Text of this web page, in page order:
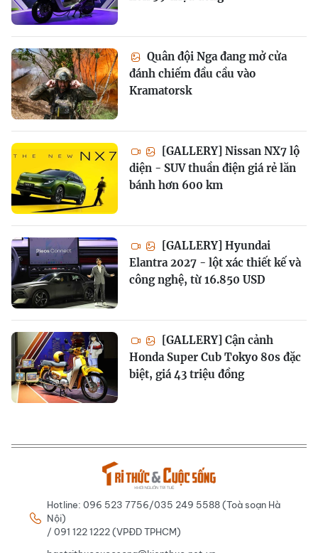
Quân đội Nga đang mở cửa
đánh chiếm đầu cầu vào
Kramatorsk
[GALLERY] Nissan NX7 lộ
diện - SUV thuần điện giá rẻ lăn
bánh hơn 600 km
[GALLERY] Hyundai
Elantra 2027 - lột xác thiết kế và
công nghệ, từ 16.850 USD
[GALLERY] Cận cảnh
Honda Super Cub Tokyo 80s đặc
biệt, giá 43 triệu đồng
Hotline: 096 523 7756/035 249 5588 (Toà soạn Hà
Nội)
/ 091 122 1222 (VPĐD TPHCM)